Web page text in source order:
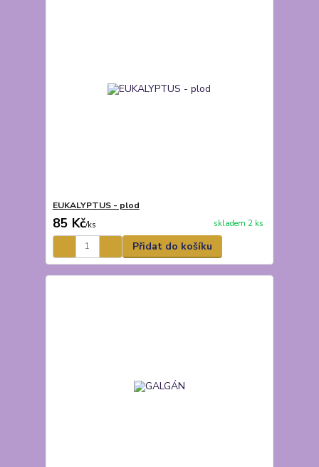
EUKALYPTUS - plod
85 Kč/ks skladem 2 ks
Přidat do košíku